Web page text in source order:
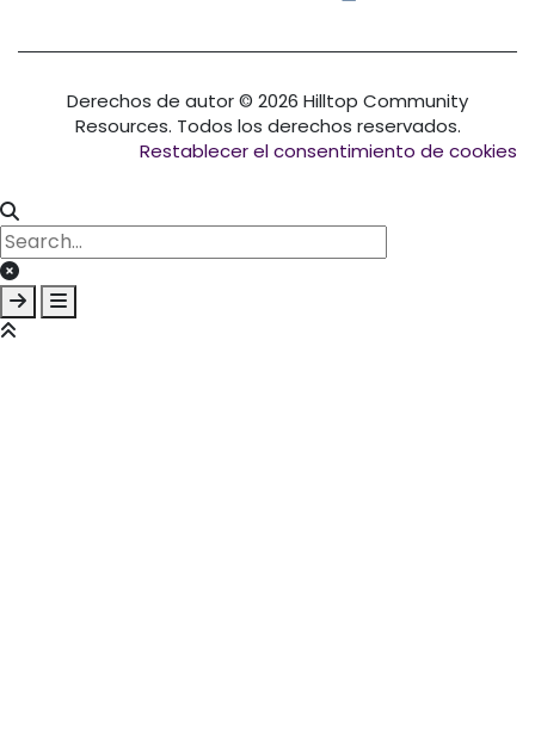
Derechos de autor © 2026 Hilltop Community
Resources. Todos los derechos reservados.
Restablecer el consentimiento de cookies
Clear keys input element
Submit search
Open mobile overlay area